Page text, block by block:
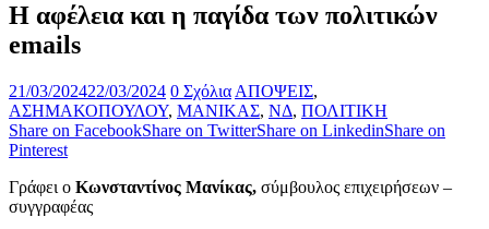
Η αφέλεια και η παγίδα των πολιτικών
emails
21/03/202422/03/2024 0 Σχόλια ΑΠΟΨΕΙΣ,
ΑΣΗΜΑΚΟΠΟΥΛΟΥ, ΜΑΝΙΚΑΣ, ΝΔ, ΠΟΛΙΤΙΚΗ
Share on FacebookShare on TwitterShare on LinkedinShare on
Pinterest
Γράφει ο Κωνσταντίνος Μανίκας, σύμβουλος επιχειρήσεων –
συγγραφέας